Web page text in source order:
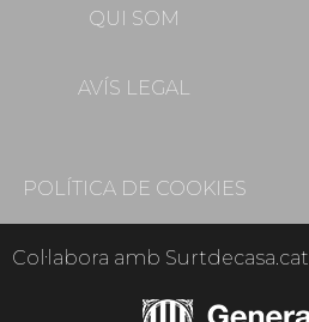
QUI SOM
AVÍS LEGAL
POLÍTICA DE COOKIES
Col·labora amb Surtdecasa.cat